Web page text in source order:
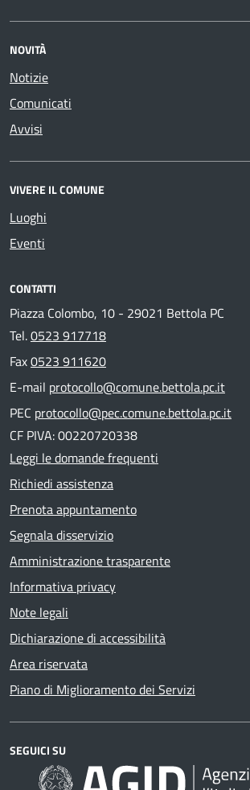
NOVITÀ
Notizie
Comunicati
Avvisi
VIVERE IL COMUNE
Luoghi
Eventi
CONTATTI
Piazza Colombo, 10 - 29021 Bettola PC
Tel.0523 917718
Fax0523 911620
E-mail protocollo@comune.bettola.pc.it
PEC protocollo@pec.comune.bettola.pc.it
CF PIVA: 00220720338
Leggi le domande frequenti
Richiedi assistenza
Prenota appuntamento
Segnala disservizio
Amministrazione trasparente
Informativa privacy
Note legali
Dichiarazione di accessibilità
Area riservata
Piano di Miglioramento dei Servizi
SEGUICI SU